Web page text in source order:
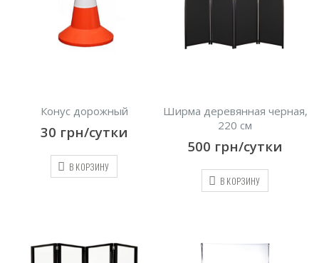
Конус дорожный
30 грн/сутки
В КОРЗИНУ
Ширма деревянная черная,
220 см
500 грн/сутки
В КОРЗИНУ